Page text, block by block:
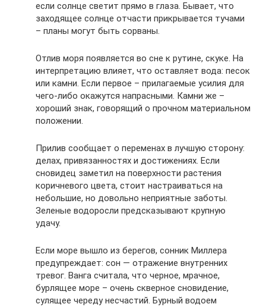
если солнце светит прямо в глаза. Бывает, что
заходящее солнце отчасти прикрывается тучами
– планы могут быть сорваны.
Отлив моря появляется во сне к рутине, скуке. На
интерпретацию влияет, что оставляет вода: песок
или камни. Если первое – прилагаемые усилия для
чего-либо окажутся напрасными. Камни же –
хороший знак, говорящий о прочном материальном
положении.
Прилив сообщает о переменах в лучшую сторону:
делах, привязанностях и достижениях. Если
сновидец заметил на поверхности растения
коричневого цвета, стоит настраиваться на
небольшие, но довольно неприятные заботы.
Зеленые водоросли предсказывают крупную
удачу.
Если море вышло из берегов, сонник Миллера
предупреждает: сон — отражение внутренних
тревог. Ванга считала, что черное, мрачное,
бурлящее море – очень скверное сновидение,
сулящее череду несчастий. Бурный водоем